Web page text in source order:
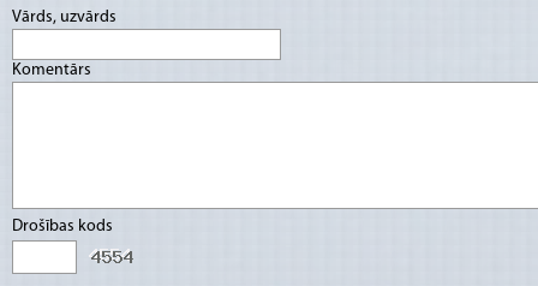
Vārds, uzvārds
Komentārs
Drošības kods